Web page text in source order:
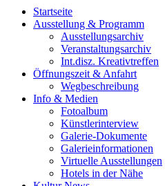
Startseite
Ausstellung & Programm
Ausstellungsarchiv
Veranstaltungsarchiv
Int.disz. Kreativtreffen
Öffnungszeit & Anfahrt
Wegbeschreibung
Info & Medien
Fotoalbum
Künstlerinterview
Galerie-Dokumente
Galerieinformationen
Virtuelle Ausstellungen
Hotels in der Nähe